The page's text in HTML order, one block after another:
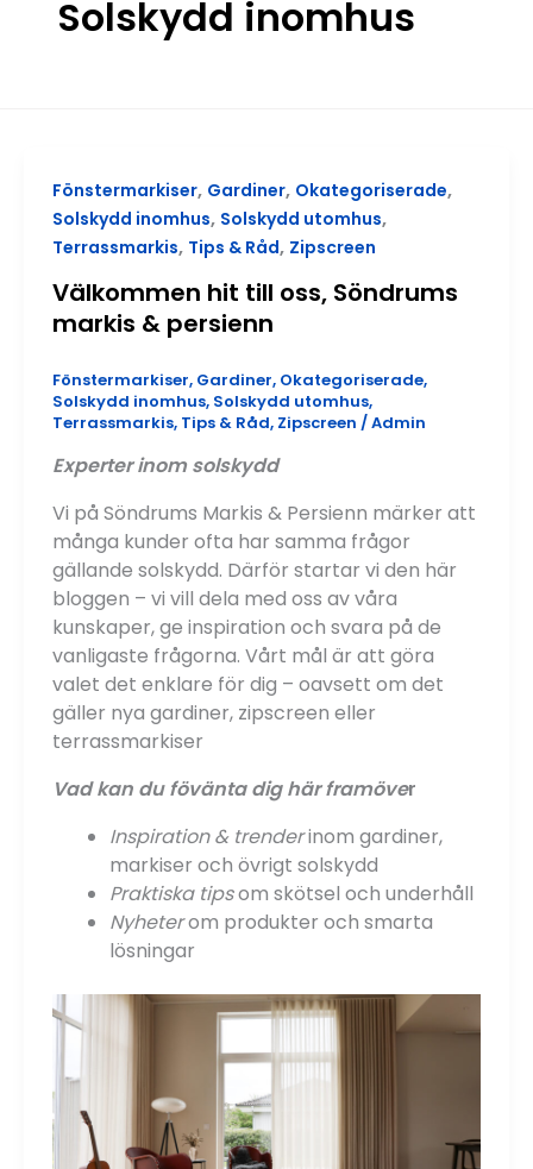
Solskydd inomhus
Fönstermarkiser, Gardiner, Okategoriserade,
Solskydd inomhus, Solskydd utomhus,
Terrassmarkis, Tips & Råd, Zipscreen
Välkommen hit till oss, Söndrums
markis & persienn
Fönstermarkiser, Gardiner, Okategoriserade,
Solskydd inomhus, Solskydd utomhus,
Terrassmarkis, Tips & Råd, Zipscreen /Admin
Experter inom solskydd
Vi på Söndrums Markis & Persienn märker att
många kunder ofta har samma frågor
gällande solskydd. Därför startar vi den här
bloggen – vi vill dela med oss av våra
kunskaper, ge inspiration och svara på de
vanligaste frågorna. Vårt mål är att göra
valet det enklare för dig – oavsett om det
gäller nya gardiner, zipscreen eller
terrassmarkiser
Vad kan du fövänta dig här framöver
Inspiration & trenderinom gardiner,
markiser och övrigt solskydd
Praktiska tipsom skötsel och underhåll
Nyheterom produkter och smarta
lösningar